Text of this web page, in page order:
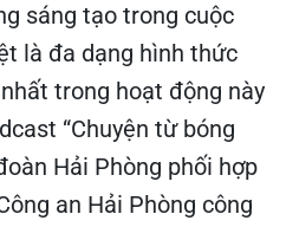
sáng tạo trong cuộc
là đa dạng hình thức
trong hoạt động này
“Chuyện từ bóng
Hải Phòng phối hợp
an Hải Phòng công